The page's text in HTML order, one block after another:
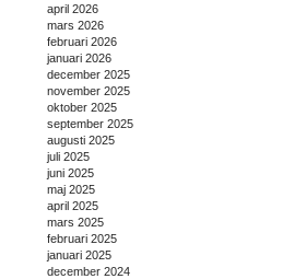
april 2026
mars 2026
februari 2026
januari 2026
december 2025
november 2025
oktober 2025
september 2025
augusti 2025
juli 2025
juni 2025
maj 2025
april 2025
mars 2025
februari 2025
januari 2025
december 2024